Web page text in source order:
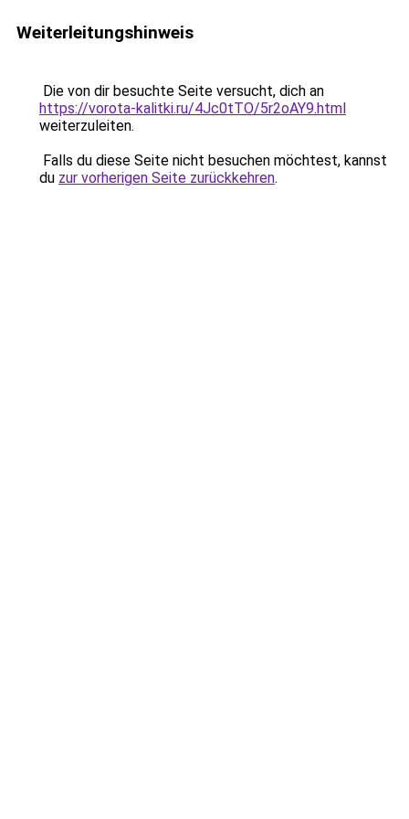
Weiterleitungshinweis
Die von dir besuchte Seite versucht, dich an
https://vorota-kalitki.ru/4Jc0tTO/5r2oAY9.html
weiterzuleiten.
Falls du diese Seite nicht besuchen möchtest, kannst
du zur vorherigen Seite zurückkehren.